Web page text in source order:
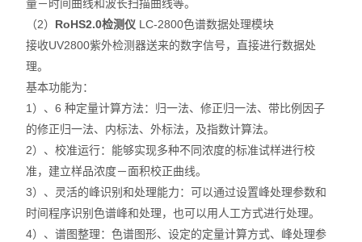
量－时间曲线和波长扫描曲线等。
（2） RoHS2.0检测仪 LC-2800色谱数据处理模块
接收UV2800紫外检测器送来的数字信号，直接进行数据处
理。
基本功能为：
1） 、6 种定量计算方法：归一法、修正归一法、带比例因子
的修正归一法、内标法、外标法，及指数计算法。
2） 、校准运行：能够实现多种不同浓度的标准试样进行校
准，建立样品浓度－面积校正曲线。
3） 、灵活的峰识别和处理能力：可以通过设置峰处理参数和
时间程序识别色谱峰和处理，也可以用人工方式进行处理。
4） 、谱图整理：色谱图形、设定的定量计算方式、峰处理参